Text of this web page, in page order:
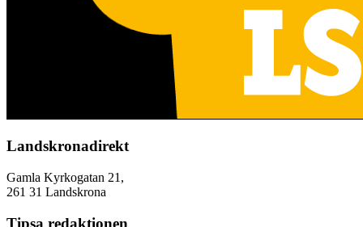
Landskronadirekt
Gamla Kyrkogatan 21,
261 31 Landskrona
Tipsa redaktionen